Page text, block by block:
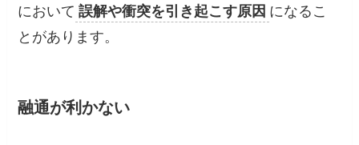
において 誤解や衝突を引き起こす原因 になるこ
とがあります。
融通が利かない